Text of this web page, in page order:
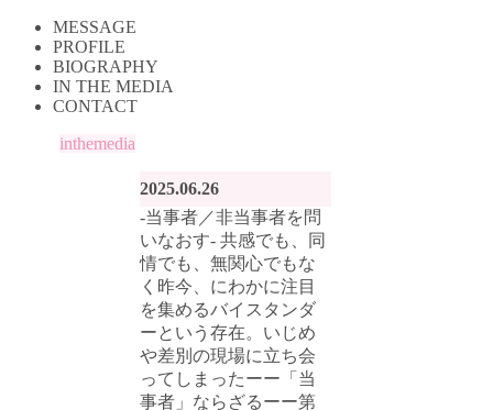
MESSAGE
PROFILE
BIOGRAPHY
IN THE MEDIA
CONTACT
inthemedia
-当事者／非当事者を問
いなおす- 共感でも、同
情でも、無関心でもな
く昨今、にわかに注目
を集めるバイスタンダ
ーという存在。いじめ
や差別の現場に立ち会
ってしまったーー「当
事者」ならざるーー第
2025.06.26